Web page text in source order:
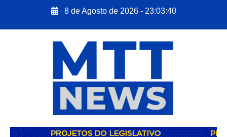
8 de Agosto de 2026 - 23:03:41